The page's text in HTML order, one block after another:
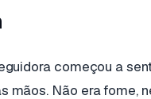
começou a
mãos. Não era fome,